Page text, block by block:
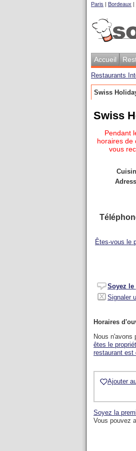
Paris | Bordeaux |
Accueil
Restaurants
Swiss
Swiss
Pendant
horaires de
vous
Êtes-vous le
Soyez
Signaler
Horaires
Nous n'avons
êtes le
restaurant est
Ajouter
Soyez la
Vous pouvez